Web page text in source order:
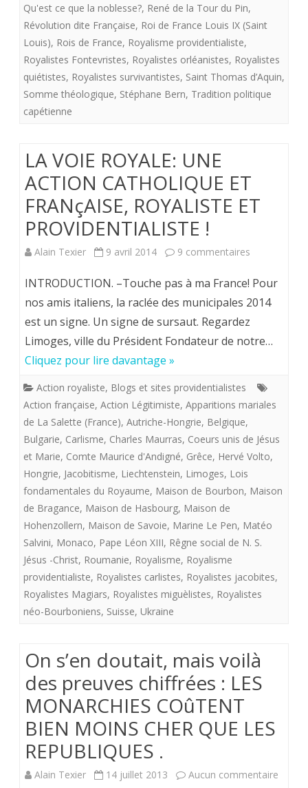
Qu'est ce que la noblesse?, René de la Tour du Pin,
Révolution dite Française, Roi de France Louis IX (Saint
Louis), Rois de France, Royalisme providentialiste,
Royalistes Fontevristes, Royalistes orléanistes, Royalistes
quiétistes, Royalistes survivantistes, Saint Thomas d’Aquin,
Somme théologique, Stéphane Bern, Tradition politique
capétienne
LA VOIE ROYALE: UNE
ACTION CATHOLIQUE ET
FRANçAISE, ROYALISTE ET
PROVIDENTIALISTE !
Alain Texier 9 avril 2014 9 commentaires
VOIE
UNE
FRANçAISE,
ET
INTRODUCTION. –Touche pas à ma France! Pour
nos amis italiens, la raclée des municipales 2014
est un signe. Un signe de sursaut. Regardez
Limoges, ville du Président Fondateur de notre…
Cliquez pour lire davantage »
Action royaliste, Blogs et sites providentialistes
Action française, Action Légitimiste, Apparitions mariales
de La Salette (France), Autriche-Hongrie, Belgique,
Bulgarie, Carlisme, Charles Maurras, Coeurs unis de Jésus
et Marie, Comte Maurice d'Andigné, Grêce, Hervé Volto,
Hongrie, Jacobitisme, Liechtenstein, Limoges, Lois
fondamentales du Royaume, Maison de Bourbon, Maison
de Bragance, Maison de Hasbourg, Maison de
Hohenzollern, Maison de Savoie, Marine Le Pen, Matéo
Salvini, Monaco, Pape Léon XIII, Rêgne social de N. S.
Jésus -Christ, Roumanie, Royalisme, Royalisme
providentialiste, Royalistes carlistes, Royalistes jacobites,
Royalistes Magiars, Royalistes miguèlistes, Royalistes
néo-Bourboniens, Suisse, Ukraine
On s’en doutait, mais voilà
des preuves chiffrées : LES
MONARCHIES COûTENT
BIEN MOINS CHER QUE LES
REPUBLIQUES .
Alain Texier 14 juillet 2013 Aucun commentaire